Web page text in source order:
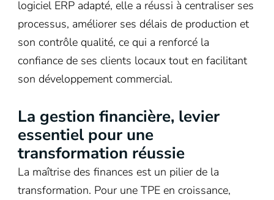
logiciel ERP adapté, elle a réussi à centraliser ses
processus, améliorer ses délais de production et
son contrôle qualité, ce qui a renforcé la
confiance de ses clients locaux tout en facilitant
son développement commercial.
La gestion financière, levier
essentiel pour une
transformation réussie
La maîtrise des finances est un pilier de la
transformation. Pour une TPE en croissance,